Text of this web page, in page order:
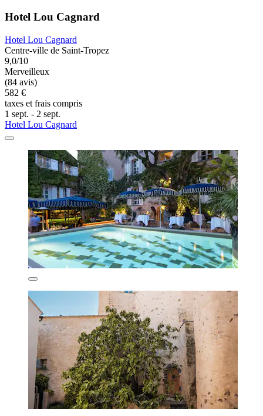
Hotel Lou Cagnard
Hotel Lou Cagnard
Centre-ville de Saint-Tropez
9,0/10
Merveilleux
(84 avis)
582 €
taxes et frais compris
1 sept. - 2 sept.
Hotel Lou Cagnard